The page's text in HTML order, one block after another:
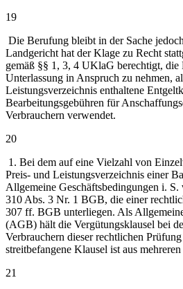
19
Die Berufung bleibt in der Sache
Landgericht hat der Klage zu Recht
gemäß §§ 1, 3, 4 UKlaG berechtigt,
Unterlassung in Anspruch zu nehmen,
Leistungsverzeichnis enthaltene
Bearbeitungsgebühren für
Verbrauchern verwendet.
20
1. Bei dem auf eine Vielzahl von
Preis- und Leistungsverzeichnis einer
Allgemeine Geschäftsbedingungen i.
310 Abs. 3 Nr. 1 BGB, die einer
307 ff. BGB unterliegen. Als
(AGB) hält die Vergütungsklausel bei
Verbrauchern dieser rechtlichen
streitbefangene Klausel ist aus
21